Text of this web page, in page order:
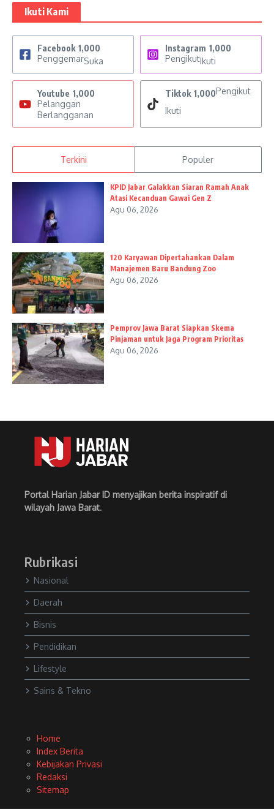
Ikuti Kami
Facebook 1,000
PenggemarSuka
Instagram 1,000
PengikutIkuti
Youtube 1,000
Pelanggan
Berlangganan
Tiktok 1,000Pengikut
Ikuti
Terkini Populer
KPID Jabar Galakkan Siaran Ramah Anak
Atasi Kecanduan Gawai Gen Z
Agu 06, 2026
120 Karyawan Dipertahankan Dalam
Manajemen Baru Bandung Zoo
Agu 06, 2026
Pemprov Jawa Barat Siapkan Skema
Pinjaman untuk Jaga Program Prioritas
Agu 06, 2026
Portal Harian Jabar ID menyajikan berita inspiratif di
wilayah Jawa Barat.
Rubrikasi
Nasional
Daerah
Bisnis
Pendidikan
Lifestyle
Sains & Tekno
Home
Index Berita
Kebijakan Privasi
Redaksi
Sitemap